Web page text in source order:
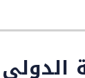
الدولي